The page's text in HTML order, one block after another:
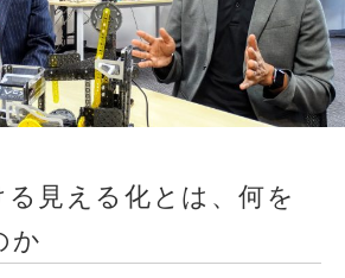
見える化とは、何を
か